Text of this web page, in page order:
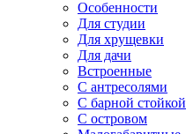
Особенности
Для студии
Для хрущевки
Для дачи
Встроенные
С антресолями
С барной стойкой
С островом